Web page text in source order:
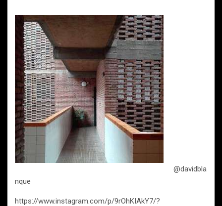
@davidbla
nque
https://www.instagram.com/p/9rOhKIAkY7/?